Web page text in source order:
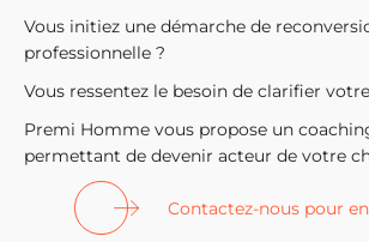
Vous initiez une démarche de
professionnelle ?
Vous ressentez le besoin de clarifier
Premi Homme vous propose un
permettant de devenir acteur de votre
Contactez-nous pour